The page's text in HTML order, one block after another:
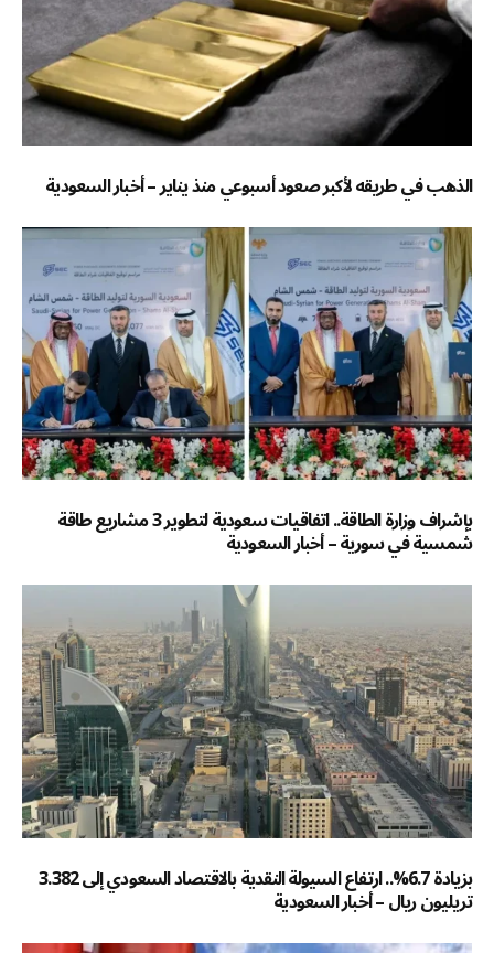
الذهب في طريقه لأكبر صعود أسبوعي منذ يناير – أخبار السعودية
بإشراف وزارة الطاقة.. اتفاقيات سعودية لتطوير 3 مشاريع طاقة
شمسية في سورية – أخبار السعودية
بزيادة 6.7%.. ارتفاع السيولة النقدية بالاقتصاد السعودي إلى 3.382
تريليون ريال – أخبار السعودية